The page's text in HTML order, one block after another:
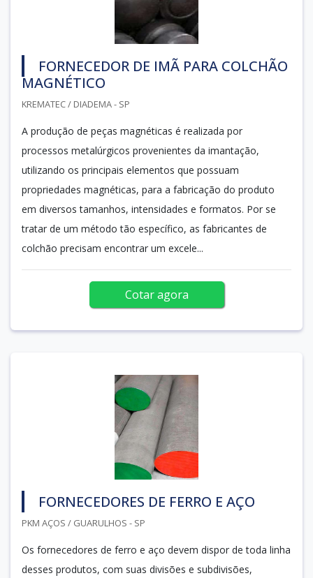
FORNECEDOR DE IMÃ PARA COLCHÃO
MAGNÉTICO
KREMATEC / DIADEMA - SP
A produção de peças magnéticas é realizada por
processos metalúrgicos provenientes da imantação,
utilizando os principais elementos que possuam
propriedades magnéticas, para a fabricação do produto
em diversos tamanhos, intensidades e formatos. Por se
tratar de um método tão específico, as fabricantes de
colchão precisam encontrar um excele...
Cotar agora
FORNECEDORES DE FERRO E AÇO
PKM AÇOS / GUARULHOS - SP
Os fornecedores de ferro e aço devem dispor de toda linha
desses produtos, com suas divisões e subdivisões,